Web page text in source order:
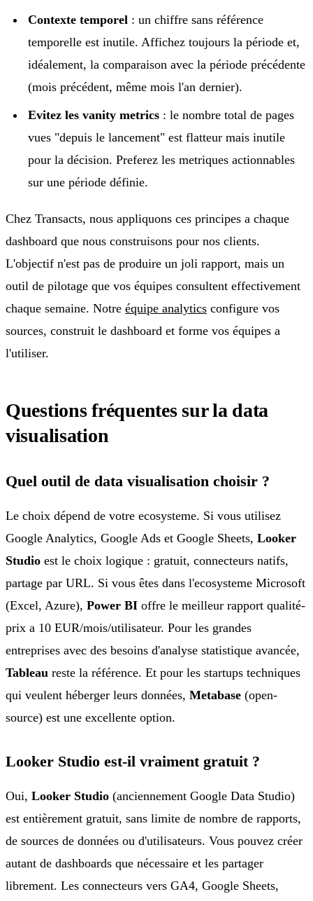
Contexte temporel : un chiffre sans référence
temporelle est inutile. Affichez toujours la période et,
idéalement, la comparaison avec la période précédente
(mois précédent, même mois l'an dernier).
Evitez les vanity metrics : le nombre total de pages
vues "depuis le lancement" est flatteur mais inutile
pour la décision. Preferez les metriques actionnables
sur une période définie.
Chez Transacts, nous appliquons ces principes a chaque
dashboard que nous construisons pour nos clients.
L'objectif n'est pas de produire un joli rapport, mais un
outil de pilotage que vos équipes consultent effectivement
chaque semaine. Notre équipe analytics configure vos
sources, construit le dashboard et forme vos équipes a
l'utiliser.
Questions fréquentes sur la data
visualisation
Quel outil de data visualisation choisir ?
Le choix dépend de votre ecosysteme. Si vous utilisez
Google Analytics, Google Ads et Google Sheets, Looker
Studio est le choix logique : gratuit, connecteurs natifs,
partage par URL. Si vous êtes dans l'ecosysteme Microsoft
(Excel, Azure), Power BI offre le meilleur rapport qualité-
prix a 10 EUR/mois/utilisateur. Pour les grandes
entreprises avec des besoins d'analyse statistique avancée,
Tableau reste la référence. Et pour les startups techniques
qui veulent héberger leurs données, Metabase (open-
source) est une excellente option.
Looker Studio est-il vraiment gratuit ?
Oui, Looker Studio (anciennement Google Data Studio)
est entièrement gratuit, sans limite de nombre de rapports,
de sources de données ou d'utilisateurs. Vous pouvez créer
autant de dashboards que nécessaire et les partager
librement. Les connecteurs vers GA4, Google Sheets,